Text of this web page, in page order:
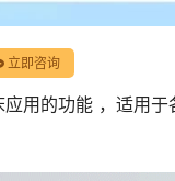
立即咨询
用的功能 ，适用